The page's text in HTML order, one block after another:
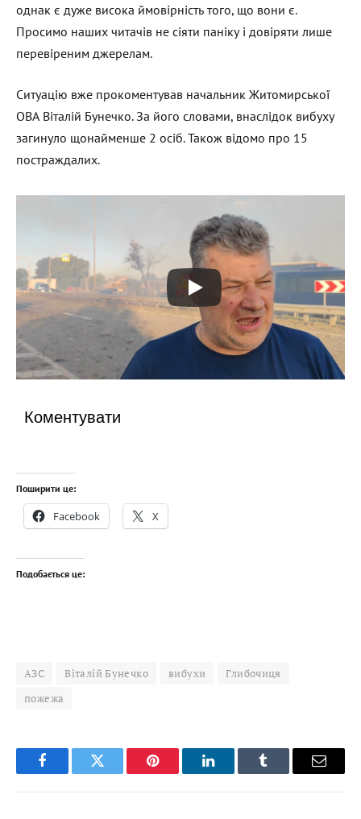
однак є дуже висока ймовірність того, що вони є.
Просимо наших читачів не сіяти паніку і довіряти лише
перевіреним джерелам.
Ситуацію вже прокоментував начальник Житомирської
ОВА Віталій Бунечко. За його словами, внаслідок вибуху
загинуло щонайменше 2 осіб. Також відомо про 15
постраждалих.
Коментувати
Поширити це:
Facebook X
Подобається це:
АЗС Віталій Бунечко вибухи
Глибочиця
пожежа
FacebookTwitter Pinterest LinkedInTumblr Email